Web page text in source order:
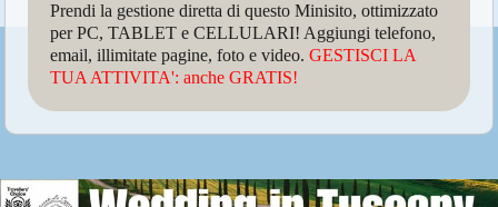
Prendi la gestione diretta di questo Minisito, ottimizzato
per PC, TABLET e CELLULARI! Aggiungi telefono,
email, illimitate pagine, foto e video.GESTISCI LA
TUA ATTIVITA': anche GRATIS!